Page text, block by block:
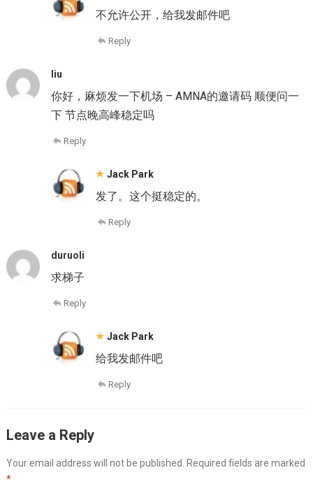
不允许公开，给我发邮件吧
Reply
liu
你好，麻烦发一下机场 – AMNA的邀请码 顺便问一
下 节点晚高峰稳定吗
Reply
Jack Park
发了。这个挺稳定的。
Reply
duruoli
求梯子
Reply
Jack Park
给我发邮件吧
Reply
Leave a Reply
Your email address will not be published.
Required fields are marked
*